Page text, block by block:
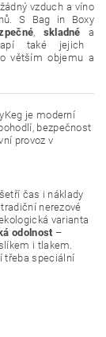
vzduch a víno
S Bag in Boxy
, skladné a
také jejich
větším objemu a
je moderní
bezpečnost
provoz v
čas i náklady
nerezové
varianta
odolnost –
i tlakem.
třeba speciální